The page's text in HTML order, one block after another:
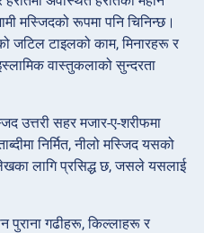
मस्जिदको रूपमा पनि चिनिन्छ।
जटिल टाइलको काम, मिनारहरू र
वास्तुकलाको सुन्दरता
उत्तरी सहर मजार-ए-शरीफमा
निर्मित, नीलो मस्जिद यसको
लागि प्रसिद्ध छ, जसले यसलाई
पुराना गढीहरू, किल्लाहरू र